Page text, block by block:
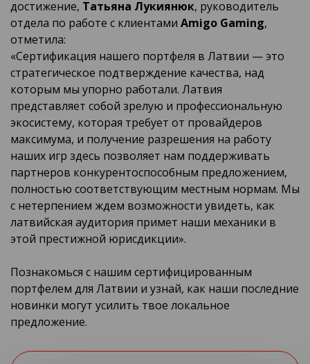
достижение, Татьяна Лукиянюк, руководитель
отдела по работе с клиентами Amigo Gaming,
отметила:
«Сертификация нашего портфеля в Латвии — это
стратегическое подтверждение качества, над
которым мы упорно работали. Латвия
представляет собой зрелую и профессиональную
экосистему, которая требует от провайдеров
максимума, и получение разрешения на работу
наших игр здесь позволяет нам поддерживать
партнеров конкурентоспособным предложением,
полностью соответствующим местным нормам. Мы
с нетерпением ждем возможности увидеть, как
латвийская аудитория примет наши механики в
этой престижной юрисдикции».
Познакомься с нашим сертифицированным
портфелем для Латвии и узнай, как наши последние
новинки могут усилить твое локальное
предложение.